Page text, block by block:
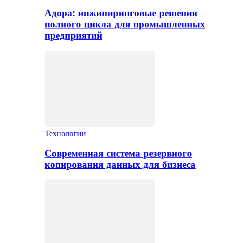
Адора: инжиниринговые решения
полного цикла для промышленных
предприятий
Технологии
Современная система резервного
копирования данных для бизнеса